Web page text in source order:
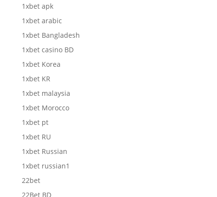
1xbet apk
1xbet arabic
1xbet Bangladesh
1xbet casino BD
1xbet Korea
1xbet KR
1xbet malaysia
1xbet Morocco
1xbet pt
1xbet RU
1xbet Russian
1xbet russian1
22bet
22Bet BD